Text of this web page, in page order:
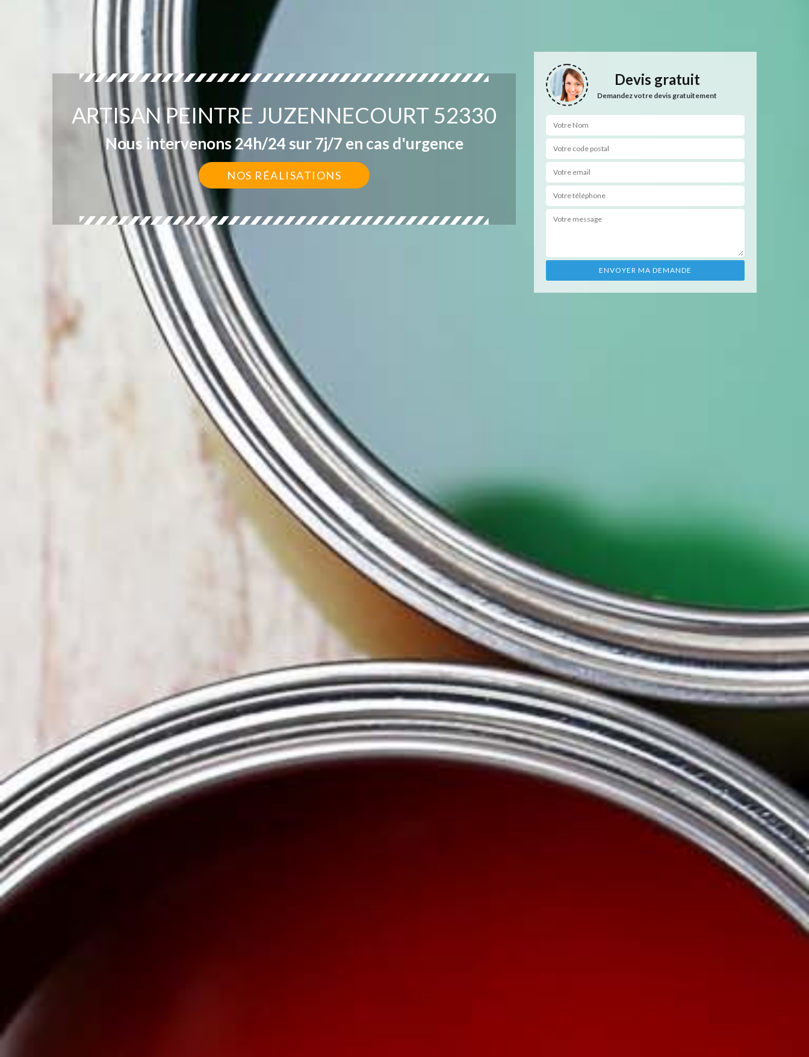
ARTISAN PEINTRE JUZENNECOURT 52330
Nous intervenons 24h/24 sur 7j/7 en cas d'urgence
NOS RÉALISATIONS
Devis gratuit
Demandez votre devis gratuitement